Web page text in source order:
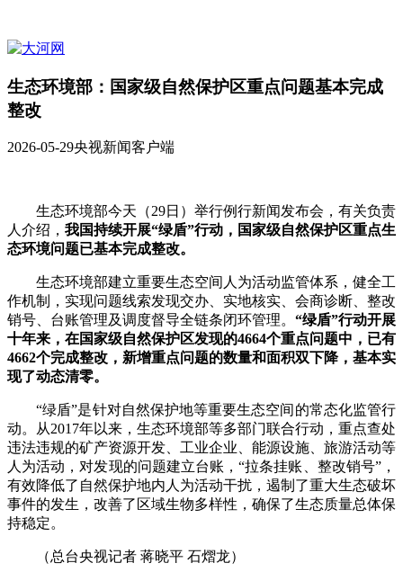
生态环境部：国家级自然保护区重点问题基本完成
整改
2026-05-29央视新闻客户端
生态环境部今天（29日）举行例行新闻发布会，有关负责
人介绍， 我国持续开展“绿盾”行动，国家级自然保护区重点生
态环境问题已基本完成整改。
生态环境部建立重要生态空间人为活动监管体系，健全工
作机制，实现问题线索发现交办、实地核实、会商诊断、整改
销号、台账管理及调度督导全链条闭环管理。 “绿盾”行动开展
十年来，在国家级自然保护区发现的4664个重点问题中，已有
4662个完成整改，新增重点问题的数量和面积双下降，基本实
现了动态清零。
“绿盾”是针对自然保护地等重要生态空间的常态化监管行
动。从2017年以来，生态环境部等多部门联合行动，重点查处
违法违规的矿产资源开发、工业企业、能源设施、旅游活动等
人为活动，对发现的问题建立台账，“拉条挂账、整改销号”，
有效降低了自然保护地内人为活动干扰，遏制了重大生态破坏
事件的发生，改善了区域生物多样性，确保了生态质量总体保
持稳定。
（总台央视记者 蒋晓平 石熠龙）